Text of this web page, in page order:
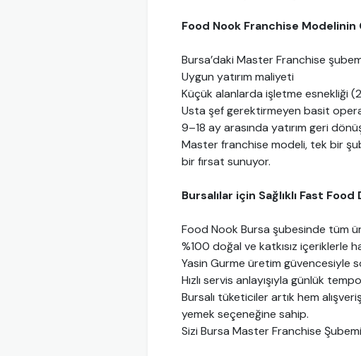
Food Nook Franchise Modelinin
Bursa’daki Master Franchise
Uygun yatırım maliyeti
Küçük alanlarda işletme esnekliği
Usta şef gerektirmeyen basit
9–18 ay arasında yatırım geri
Master franchise modeli, tek bir
bir fırsat sunuyor.
Bursalılar için Sağlıklı Fast
Food Nook Bursa şubesinde tüm
%100 doğal ve katkısız içeriklerle
Yasin Gurme üretim güvencesiyle
Hızlı servis anlayışıyla günlük
Bursalı tüketiciler artık hem
yemek seçeneğine sahip.
Sizi Bursa Master Franchise